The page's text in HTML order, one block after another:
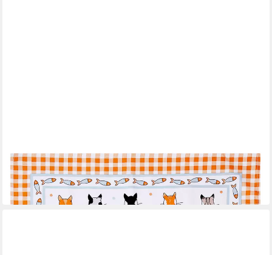
ULSTER WEAVERS
Geschirrtuch Cats In Waiting 2026
11,95 €
in 4-5 Werktagen bei dir